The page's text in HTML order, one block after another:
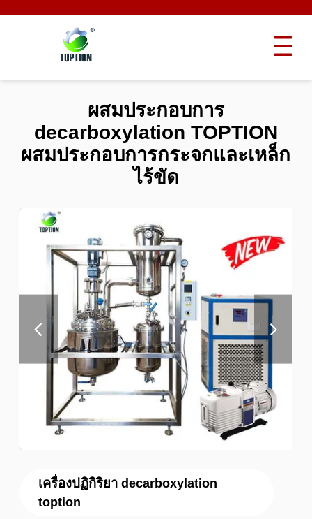
เครื่องปฏิกิริยา decarboxylation
toption
ผสมประกอบการ
decarboxylation TOPTION
ผสมประกอบการกระจกและเหล็ก
ไร้ขัด